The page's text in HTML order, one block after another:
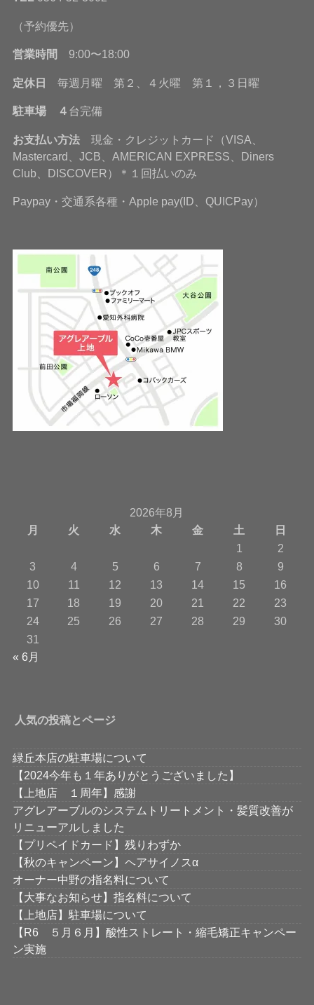
（予約優先）
営業時間 9:00〜18:00
定休日 毎週月曜 第２、４火曜 第１，３日曜
駐車場 ４ 台完備
お支払い方法現金・クレジットカード（VISA、
Mastercard、JCB、AMERICAN EXPRESS、Diners
Club、DISCOVER）＊１回払いのみ
Paypay・交通系各種・Apple pay(ID、QUICPay）
2026年8月
月
火 水 木 金 土
日
1
2
3
4 5 6 7 8
9
10
11 12 13 14 15
16
17
18 19 20 21 22
23
24
25 26 27 28 29
30
31
« 6月
人気の投稿とページ
緑丘本店の駐車場について
【2024今年も１年ありがとうございました】
【上地店 １周年】感謝
アグレアーブルのシステムトリートメント・髪質改善が
リニューアルしました
【プリペイドカード】残りわずか
【秋のキャンペーン】ヘアサイノスα
オーナー中野の指名料について
【大事なお知らせ】指名料について
【上地店】駐車場について
【R6 ５月６月】酸性ストレート・縮毛矯正キャンペー
ン実施